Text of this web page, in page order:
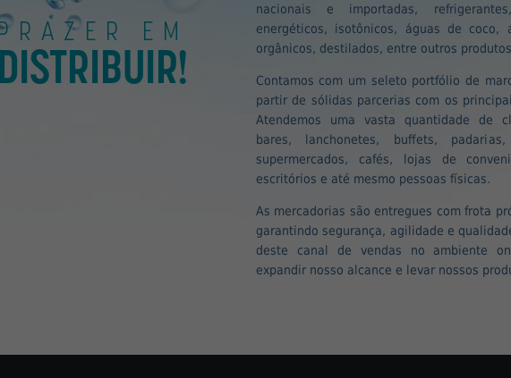
EM
DISTRIBUIR!
nacionais e importadas,
energéticos, isotônicos, águas de coco,
orgânicos, destilados, entre outros
Contamos com um seleto portfólio de
partir de sólidas parcerias com os
Atendemos uma vasta quantidade de
bares, lanchonetes, buffets,
supermercados, cafés, lojas de
escritórios e até mesmo pessoas físicas.
As mercadorias são entregues com frota
garantindo segurança, agilidade e
deste canal de vendas no ambiente
expandir nosso alcance e levar nossos